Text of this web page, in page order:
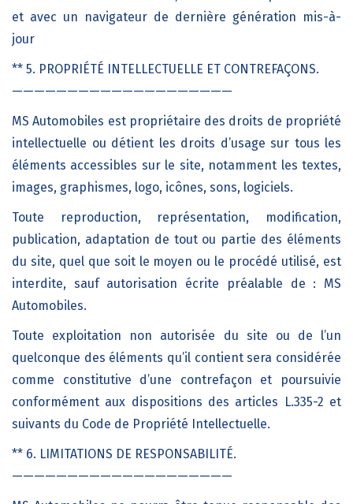
et avec un navigateur de dernière génération mis-à-
jour
** 5. PROPRIÉTÉ INTELLECTUELLE ET CONTREFAÇONS.
————————————————————
MS Automobiles est propriétaire des droits de propriété
intellectuelle ou détient les droits d’usage sur tous les
éléments accessibles sur le site, notamment les textes,
images, graphismes, logo, icônes, sons, logiciels.
Toute reproduction, représentation, modification,
publication, adaptation de tout ou partie des éléments
du site, quel que soit le moyen ou le procédé utilisé, est
interdite, sauf autorisation écrite préalable de : MS
Automobiles.
Toute exploitation non autorisée du site ou de l’un
quelconque des éléments qu’il contient sera considérée
comme constitutive d’une contrefaçon et poursuivie
conformément aux dispositions des articles L.335-2 et
suivants du Code de Propriété Intellectuelle.
** 6. LIMITATIONS DE RESPONSABILITÉ.
————————————————————